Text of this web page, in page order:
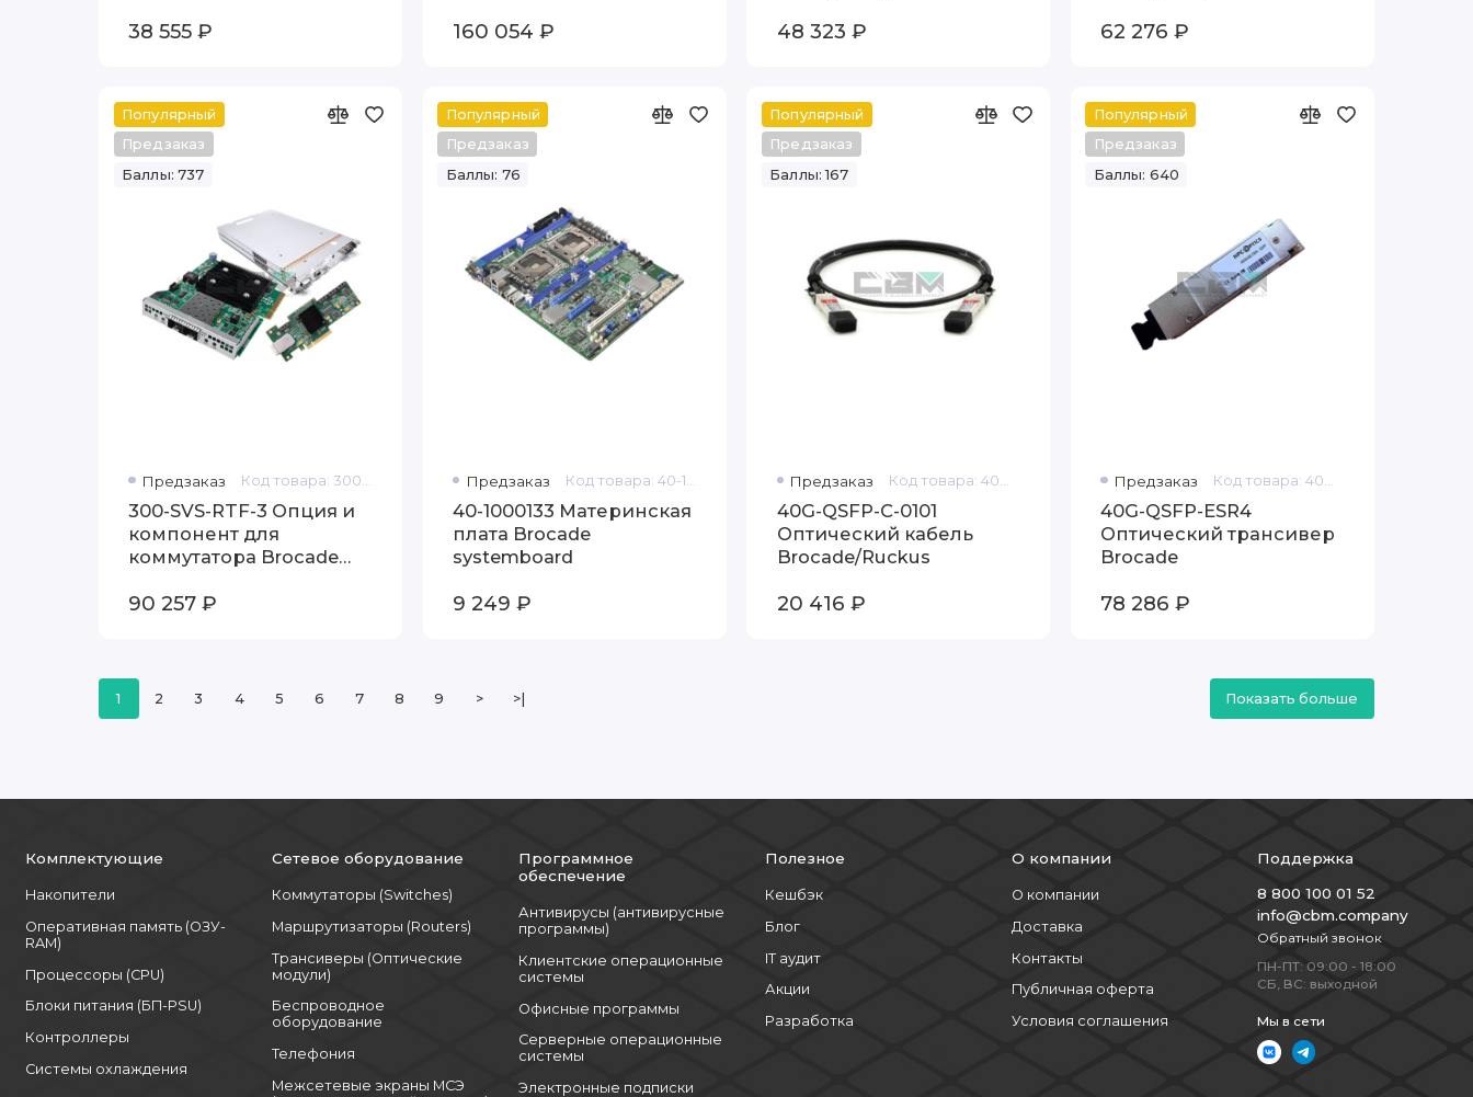
38 555 ₽ 160 054 ₽ 48 323 ₽ 62 276 ₽
Популярный
Предзаказ
Баллы: 737
Предзаказ Код товара: 300-SVS-RTF-3
300-SVS-RTF-3 Опция и
компонент для
коммутатора Brocade
90 257 ₽
Популярный
Предзаказ
Баллы: 76
Предзаказ Код товара: 40-1000133
40-1000133 Материнская
плата Brocade
systemboard
9 249 ₽
Популярный
Предзаказ
Баллы: 167
Предзаказ Код товара: 40G-QSFP-C-0101
40G-QSFP-C-0101
Оптический кабель
Brocade/Ruckus
20 416 ₽
Популярный
Предзаказ
Баллы: 640
Предзаказ Код товара: 40G-QSFP-ESR4
40G-QSFP-ESR4
Оптический трансивер
Brocade
78 286 ₽
1 2 3 4 5 6 7 8 9 > >| Показать больше
Комплектующие
Накопители
Оперативная память (ОЗУ-
RAM)
Процессоры (CPU)
Блоки питания (БП-PSU)
Контроллеры
Системы охлаждения
Сетевое оборудование
Коммутаторы (Switches)
Маршрутизаторы (Routers)
Трансиверы (Оптические
модули)
Беспроводное
оборудование
Телефония
Межсетевые экраны МСЭ
Программное
обеспечение
Антивирусы (антивирусные
программы)
Клиентские операционные
системы
Офисные программы
Серверные операционные
системы
Электронные подписки
Полезное
Кешбэк
Блог
IT аудит
Акции
Разработка
О компании
О компании
Доставка
Контакты
Публичная оферта
Условия соглашения
Поддержка
8 800 100 01 52
info@cbm.company
Обратный звонок
ПН-ПТ: 09:00 - 18:00
СБ, ВС: выходной
Мы в сети